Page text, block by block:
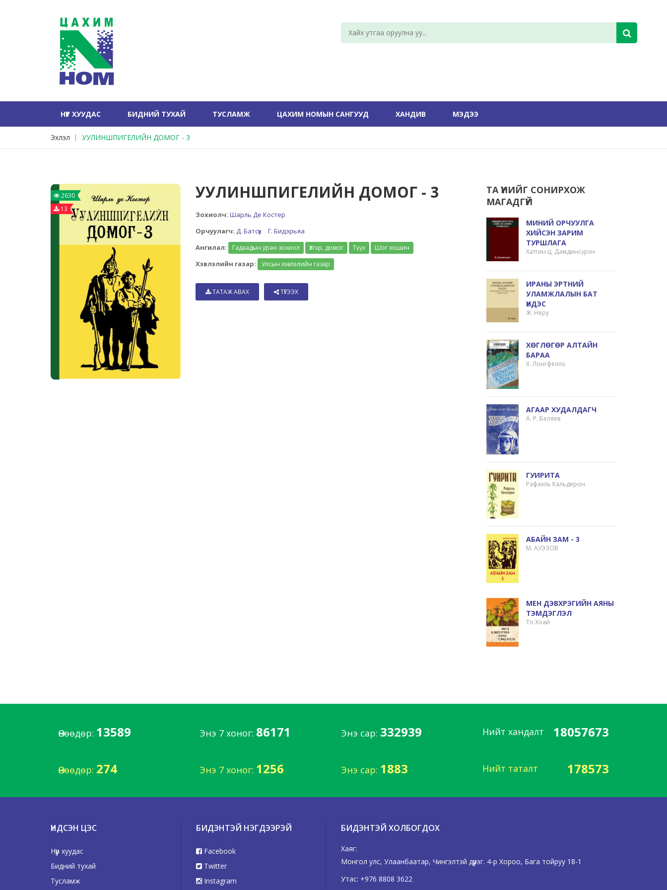
НҮҮР ХУУДАС БИДНИЙ ТУХАЙ ТУСЛАМЖ ЦАХИМ НОМЫН САНГУУД ХАНДИВ МЭДЭЭ
Эхлэл УУЛИНШПИГЕЛИЙН ДОМОГ - 3
2630
13
УУЛИНШПИГЕЛИЙН ДОМОГ - 3
Зохиолч: Шарль Де Костер
Орчуулагч: Д. Батсүх
Г. Бидэрьяа
Ангилал:
Гадаадын уран зохиол Үлгэр, домог Түүх Шог хошин
Хэвлэлийн газар: Улсын хэвлэлийн газар
ТАТАЖ АВАХ ТҮГЭЭХ
ТА ҮҮНИЙГ СОНИРХОЖ
МАГАДГҮЙ
МИНИЙ ОРЧУУЛГА
ХИЙСЭН ЗАРИМ
ТУРШЛАГА
Хатгин Ц. Дамдинсүрэн
ИРАНЫ ЭРТНИЙ
УЛАМЖЛАЛЫН БАТ
ҮНДЭС
Ж. Неру
ХӨГЛӨГӨР АЛТАЙН
БАРАА
Х. Лонгфелло
АГААР ХУДАЛДАГЧ
А. Р. Беляев
ГУИРИТА
Рафаэль Кальдерон
АБАЙН ЗАМ - 3
М. АУЭЗОВ
МЕН ДЭВХРЭГИЙН АЯНЫ
ТЭМДЭГЛЭЛ
То Хоай
Өнөөдөр: 13589 Энэ 7 хоног: 86171 Энэ сар: 332939 Нийт хандалт 18057673
Өнөөдөр: 274 Энэ 7 хоног: 1256 Энэ сар: 1883 Нийт таталт 178573
ҮНДСЭН ЦЭС
Нүүр хуудас
Бидний тухай
Тусламж
БИДЭНТЭЙ НЭГДЭЭРЭЙ
Facebook
Twitter
Instagram
БИДЭНТЭЙ ХОЛБОГДОХ
Хаяг:
Монгол улс, Улаанбаатар, Чингэлтэй дүүрэг. 4-р Хороо, Бага тойруу 18-1
Утас: +976 8808 3622